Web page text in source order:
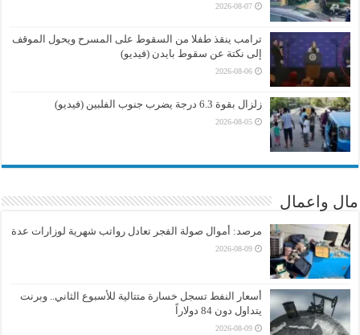
2026-08-07
ترامب ينقذ طفلا من السقوط على المسرح ويحول الموقف
إلى نكتة عن سقوط بايدن (فيديو)
2026-08-06
زلزال بقوة 6.3 درجة يضرب جنوب الفلبين (فيديو)
2026-08-05
مال واعمال
مرصد: أموال صولة الفجر تعادل رواتب شهرية لوزارات عدة
2026-08-09
أسعار النفط تسجل خسارة متتالية للأسبوع الثاني.. وبرنت
يتداول دون 84 دولاراً
2026-08-09